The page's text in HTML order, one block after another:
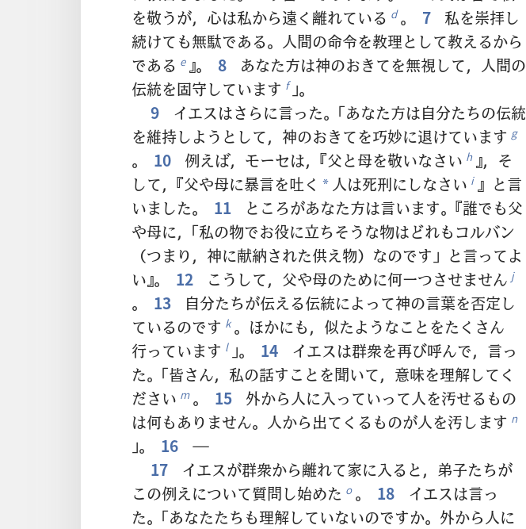
を敬うが，心は私から遠く離れている d 。 7
私を崇拝し
続けても無駄である。人間の命令を教理として教えるから
である e 』。 8
あなた方は神のおきてを無視して，人間の
伝統を固守しています f 」。
9
イエスはさらに言った。「あなた方は自分たちの伝統
を維持しようとして，神のおきてを巧妙に退けています g
。 10 例えば，モーセは，『父と母を敬いなさい h 』，そ
して，『父や母に暴言を吐く * 人は死刑にしなさい i 』と言
いました。
11
ところがあなた方は言います。『誰でも父
や母に，「私の物でお役に立ちそうな物はどれもコルバン
（つまり，神に献納された供え物）なのです」と言ってよ
い』。
12 こうして，父や母のために何一つさせません j
。 13
自分たちが伝える伝統によって神の言葉を否定し
ているのです k 。ほかにも，似たようなことをたくさん
行っています l 」。 14
イエスは群衆を再び呼んで，言っ
た。「皆さん，私の話すことを聞いて，意味を理解してく
ださい m 。 15
外から人に入っていって人を汚せるもの
は何もありません。人から出てくるものが人を汚します n
」。 16
―
17
イエスが群衆から離れて家に入ると，弟子たちが
この例えについて質問し始めた o 。 18
イエスは言っ
た。「あなたたちも理解していないのですか。外から人に